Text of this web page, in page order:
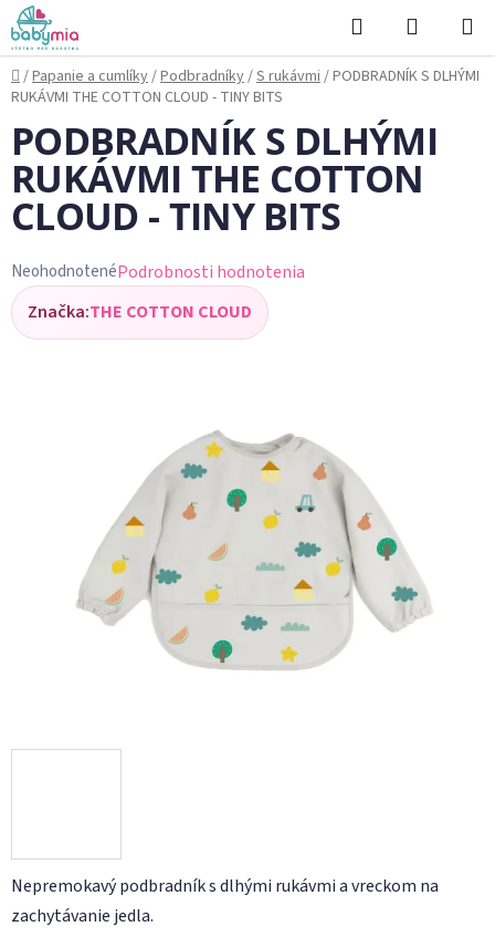
Prejsť
na
obsah
Hľadať
KOŠÍK
Domov
/Papanie a cumlíky/Podbradníky/S rukávmi/PODBRADNÍK S DLHÝMI
RUKÁVMI THE COTTON CLOUD - TINY BITS
Nepremokavý podbradník s dlhými rukávmi a vreckom na
zachytávanie jedla.
PODBRADNÍK S DLHÝMI
RUKÁVMI THE COTTON
CLOUD - TINY BITS
Priemerné
hodnotenie
produktu
NeohodnotenéPodrobnosti hodnotenia
Značka:THE COTTON CLOUD